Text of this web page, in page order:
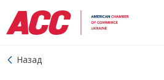
Назад